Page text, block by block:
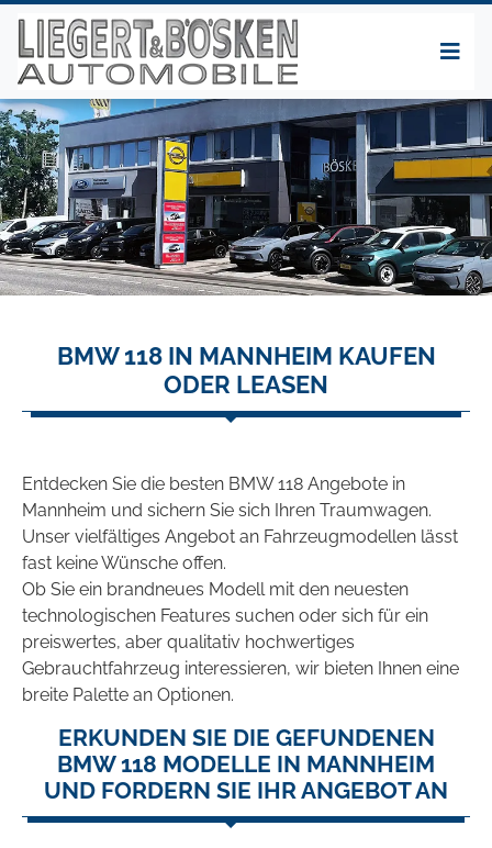
BMW 118 IN MANNHEIM KAUFEN
ODER LEASEN
Entdecken Sie die besten BMW 118 Angebote in
Mannheim und sichern Sie sich Ihren Traumwagen.
Unser vielfältiges Angebot an Fahrzeugmodellen lässt
fast keine Wünsche offen.
Ob Sie ein brandneues Modell mit den neuesten
technologischen Features suchen oder sich für ein
preiswertes, aber qualitativ hochwertiges
Gebrauchtfahrzeug interessieren, wir bieten Ihnen eine
breite Palette an Optionen.
ERKUNDEN SIE DIE GEFUNDENEN
BMW 118 MODELLE IN MANNHEIM
UND FORDERN SIE IHR ANGEBOT AN